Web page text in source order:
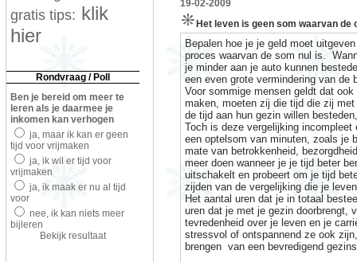
gratis tips: klik
hier
Rondvraag / Poll
Ben je bereid om meer te
leren als je daarmee je
inkomen kan verhogen
ja, maar ik kan er geen
tijd voor vrijmaken
ja, ik wil er tijd voor
vrijmaken
ja, ik maak er nu al tijd
voor
nee, ik kan niets meer
bijleren
Bekijk resultaat
19-02-2009
Het leven is geen som waarvan de
Bepalen hoe je je geld moet
proces waarvan de som nul is.
je minder aan je auto kunnen
een even grote vermindering van de
Voor sommige mensen geldt dat
maken, moeten zij die tijd die zij
de tijd aan hun gezin willen
Toch is deze vergelijking incompleet
een optelsom van minuten, zoals je
mate van betrokkenheid,
meer doen wanneer je je tijd beter
uitschakelt en probeert om je tijd
zijden van de vergelijking die je
Het aantal uren dat je in totaal
uren dat je met je gezin doorbrengt,
tevredenheid over je leven en je
stressvol of ontspannend ze ook
brengen van een bevredigend